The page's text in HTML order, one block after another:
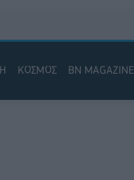
ΚΟΣΜΟΣ BN MAGAZINE